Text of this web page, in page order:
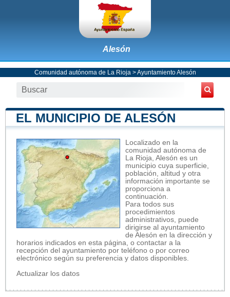
Alesón
Comunidad autónoma de La Rioja >Ayuntamiento Alesón
EL MUNICIPIO DE ALESÓN
Localizado en la
comunidad autónoma de
La Rioja, Alesón es un
municipio cuya superficie,
población, altitud y otra
información importante se
proporciona a
continuación.
Para todos sus
procedimientos
administrativos, puede
dirigirse al ayuntamiento
de Alesón en la dirección y
horarios indicados en esta página, o contactar a la
recepción del ayuntamiento por teléfono o por correo
electrónico según su preferencia y datos disponibles.
Actualizar los datos